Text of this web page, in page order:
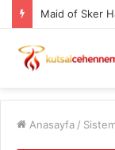
Maid of Sker
Anasayfa /